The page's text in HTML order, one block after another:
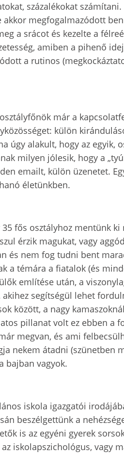
százalékokat
megfogalmazódott
a srácot és kezelte a
amiben a pihenő
a rutinos
már a
külön
úgy alakult, hogy az egyik,
milyen jólesik, hogy a
emailt, külön üzenetet.
életünkben.
35 fős osztályhoz mentünk
érzik magukat, vagy
és nem fog tudni bent
a témára a fiatalok (és
említése után, a
segítségül lehet
között, a nagy
pillanat volt ez ebben a
megvan, és ami
nekem átadni (szünetben
bajban vagyok.
iskola igazgatói
beszélgettünk a
is az egyéni gyerek
iskolapszichológus, vagy